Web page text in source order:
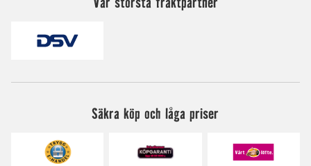
Säkra köp och låga priser